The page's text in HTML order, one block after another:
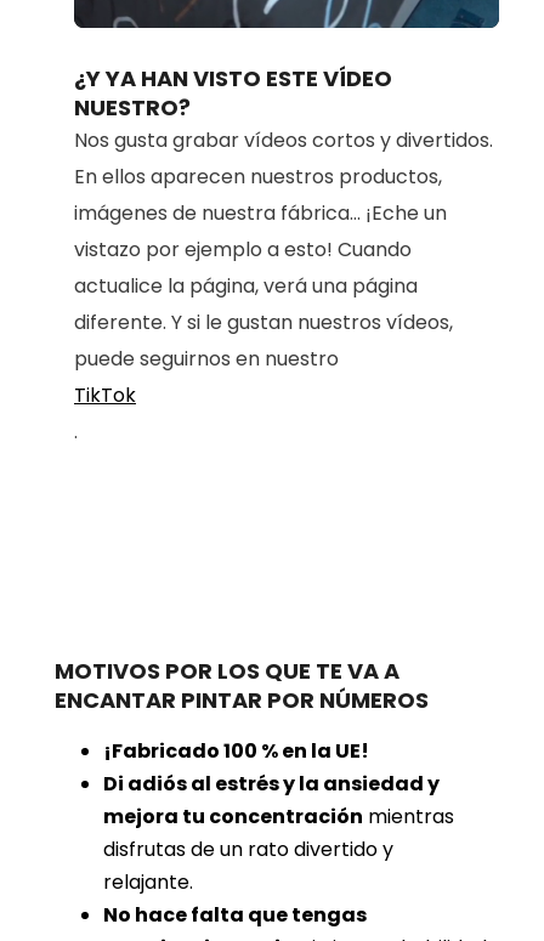
Unmute Loaded
80.91%
¿Y YA HAN VISTO ESTE VÍDEO
NUESTRO?
Nos gusta grabar vídeos cortos y divertidos.
En ellos aparecen nuestros productos,
imágenes de nuestra fábrica... ¡Eche un
vistazo por ejemplo a esto! Cuando
actualice la página, verá una página
diferente. Y si le gustan nuestros vídeos,
puede seguirnos en nuestro
TikTok
.
MOTIVOS POR LOS QUE TE VA A
ENCANTAR PINTAR POR NÚMEROS
¡Fabricado 100 % en la UE!
Di adiós al estrés y la ansiedad y
mejora tu concentración mientras
disfrutas de un rato divertido y
relajante.
No hace falta que tengas